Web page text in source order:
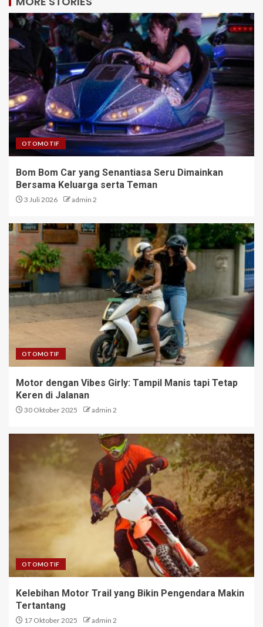
OTOMOTIF
Bom Bom Car yang Senantiasa Seru Dimainkan
Bersama Keluarga serta Teman
3 Juli 2026 admin 2
OTOMOTIF
Motor dengan Vibes Girly: Tampil Manis tapi Tetap
Keren di Jalanan
30 Oktober 2025 admin 2
OTOMOTIF
Kelebihan Motor Trail yang Bikin Pengendara Makin
Tertantang
17 Oktober 2025 admin 2